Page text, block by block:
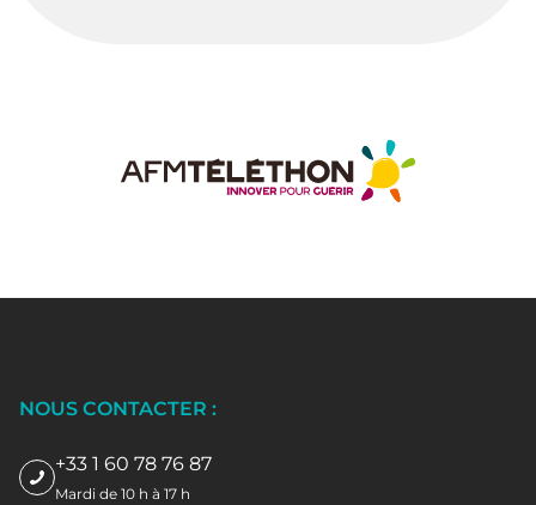
NOUS CONTACTER :
+33 1 60 78 76 87
Mardi de 10 h à 17 h